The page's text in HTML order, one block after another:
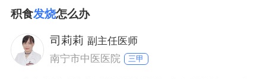
症状，可以哺乳。患者在哺乳同时要控制体温，应用抗
生素的要考虑到抗生素在乳汁的代谢。抗生素在乳汁有
分泌的情况下，尽可能在24或者72小时以后再哺乳。
积食发烧怎么办
司莉莉 副主任医师
南宁市中医医院
三甲